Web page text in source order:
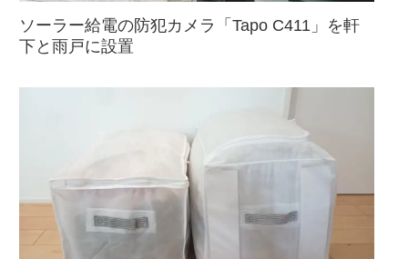
ソーラー給電の防犯カメラ「Tapo C411」を軒
下と雨戸に設置